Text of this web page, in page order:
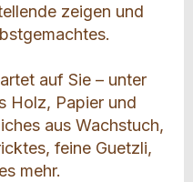
zeigen und
auf Sie – unter
Holz, Papier und
aus Wachstuch,
feine Guetzli,
mehr.